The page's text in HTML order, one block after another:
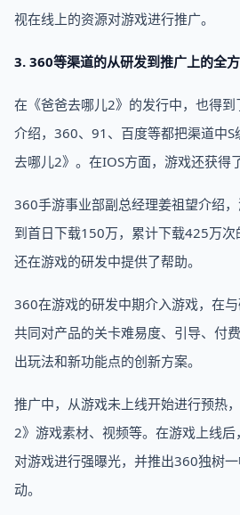
视在线上的资源对游戏进行推广。
3. 360等渠道的从研发到推广上的全
在《爸爸去哪儿2》的发行中，也得
介绍，360、91、百度等都把渠道中
去哪儿2》。在IOS方面，游戏还获得
360手游事业部副总经理姜祖望介绍
到首日下载150万，累计下载425万
还在游戏的研发中提供了帮助。
360在游戏的研发中期介入游戏，在与
共同对产品的关卡难易度、引导、付
出玩法和新功能点的创新方案。
推广中，从游戏未上线开始进行预热
2》游戏素材、视频等。在游戏上线后
对游戏进行强曝光，并推出360独树
动。